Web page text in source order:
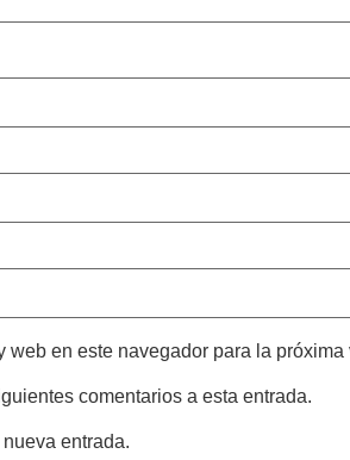
en este navegador para la próxima
comentarios a esta entrada.
entrada.